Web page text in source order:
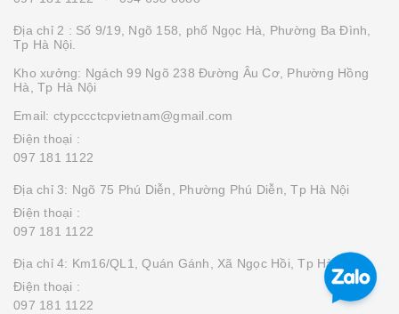
Địa chỉ 2 : Số 9/19, Ngõ 158, phố Ngọc Hà, Phường Ba Đình,
Tp Hà Nội.
Kho xưởng: Ngách 99 Ngõ 238 Đường Âu Cơ, Phường Hồng
Hà, Tp Hà Nội
Email: ctypccctcpvietnam@gmail.com
Điện thoại :
097 181 1122
Địa chỉ 3: Ngõ 75 Phú Diễn, Phường Phú Diễn, Tp Hà Nội
Điện thoại :
097 181 1122
Địa chỉ 4: Km16/QL1, Quán Gánh, Xã Ngọc Hồi, Tp Hà Nội
Điện thoại :
097 181 1122